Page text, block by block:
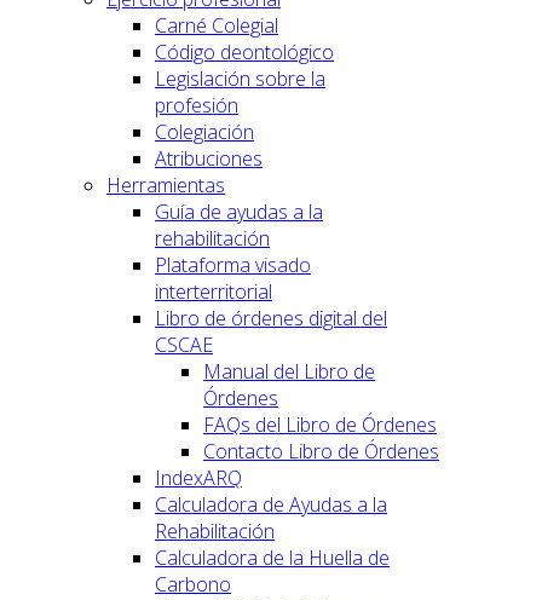
Carné Colegial
Código deontológico
Legislación sobre la
profesión
Colegiación
Atribuciones
Herramientas
Guía de ayudas a la
rehabilitación
Plataforma visado
interterritorial
Libro de órdenes digital del
CSCAE
Manual del Libro de
Órdenes
FAQs del Libro de Órdenes
Contacto Libro de Órdenes
IndexARQ
Calculadora de Ayudas a la
Rehabilitación
Calculadora de la Huella de
Carbono